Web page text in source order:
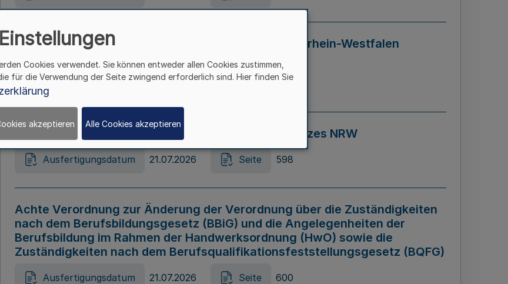
Gesetz zur Vermeidung von Diskriminierung in Nordrhein-Westfalen
(Landesantidiskriminierungsgesetz – LADG NRW)
Ausfertigungsdatum 21.07.2026 Seite 595
Gesetz zur Änderung des Online-Casinospiel Gesetzes NRW
Ausfertigungsdatum 21.07.2026 Seite 598
Achte Verordnung zur Änderung der Verordnung über die Zuständigkeiten
nach dem Berufsbildungsgesetz (BBiG) und die Angelegenheiten der
Berufsbildung im Rahmen der Handwerksordnung (HwO) sowie die
Zuständigkeiten nach dem Berufsqualifikationsfeststellungsgesetz (BQFG)
Ausfertigungsdatum 21.07.2026 Seite 600
Cookies verwendet. Sie können entweder allen Cookies zustimmen,
für die Verwendung der Seite zwingend erforderlich sind. Hier finden Sie
akzeptieren Alle Cookies akzeptieren